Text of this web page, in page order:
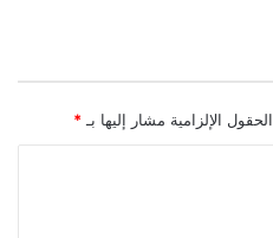
الحقول الإلزامية مشار إليها بـ *